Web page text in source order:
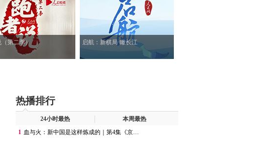
第二季） 启航：新棋局·瞰长江
热播排行
24小时最热
本周最热
1 血与火：新中国是这样炼成的｜第4集《京…